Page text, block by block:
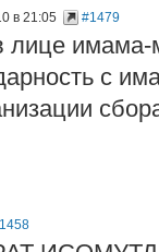
в 21:05 #1479
имама-
с